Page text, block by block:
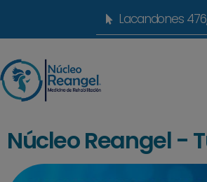
Lacandones
Núcleo Reangel -